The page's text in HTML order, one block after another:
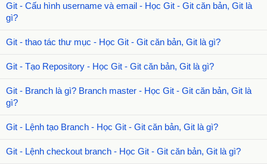
Git - Cấu hình username và email - Học Git - Git căn bản, Git là
gì?
Git - thao tác thư mục - Học Git - Git căn bản, Git là gì?
Git - Tạo Repository - Học Git - Git căn bản, Git là gì?
Git - Branch là gì? Branch master - Học Git - Git căn bản, Git là
gì?
Git - Lệnh tạo Branch - Học Git - Git căn bản, Git là gì?
Git - Lệnh checkout branch - Học Git - Git căn bản, Git là gì?